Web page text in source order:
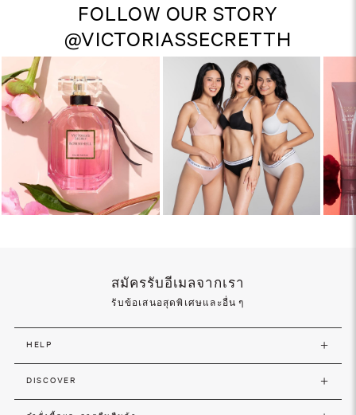
FOLLOW OUR STORY
@VICTORIASSECRETTH
สมัครรับอีเมลจากเรา
รับข้อเสนอสุดพิเศษและอื่น ๆ
HELP
DISCOVER